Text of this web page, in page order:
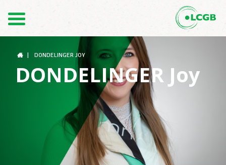
DE
Structures syndicales
DONDELINGER JOY
DONDELINGER Joy